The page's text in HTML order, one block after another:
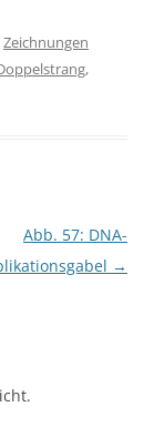
Zeichnungen
,
Abb. 57: DNA-
→